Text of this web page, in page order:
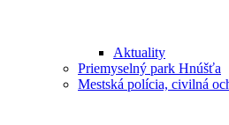
Aktuality
Priemyselný park Hnúšťa
Mestská polícia, civilná